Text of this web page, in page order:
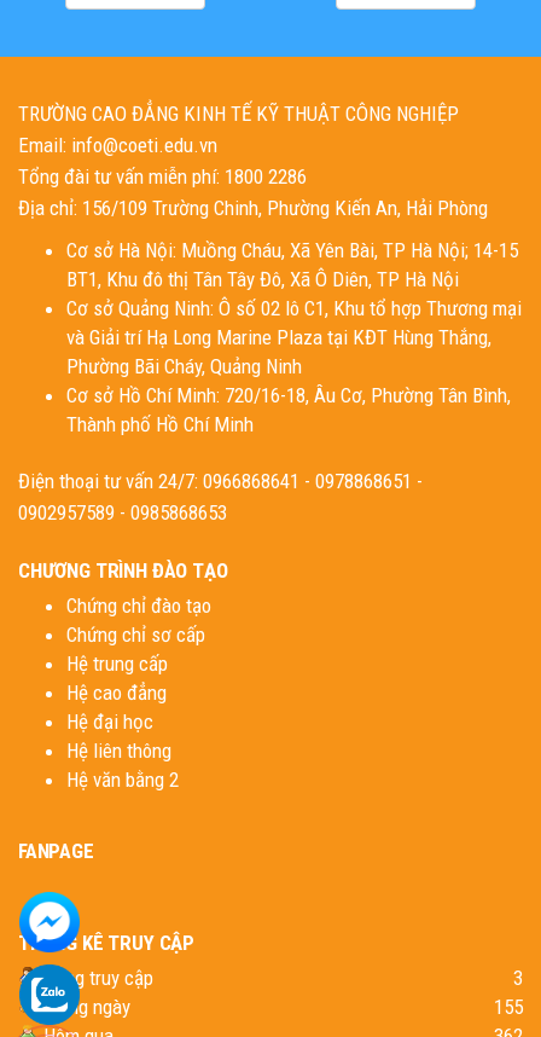
TRƯỜNG CAO ĐẲNG KINH TẾ KỸ THUẬT CÔNG NGHIỆP
Email: info@coeti.edu.vn
Tổng đài tư vấn miễn phí: 1800 2286
Địa chỉ: 156/109 Trường Chinh, Phường Kiến An, Hải Phòng
Cơ sở Hà Nội: Muồng Cháu, Xã Yên Bài, TP Hà Nội; 14-15
BT1, Khu đô thị Tân Tây Đô, Xã Ô Diên, TP Hà Nội
Cơ sở Quảng Ninh: Ô số 02 lô C1, Khu tổ hợp Thương mại
và Giải trí Hạ Long Marine Plaza tại KĐT Hùng Thắng,
Phường Bãi Cháy, Quảng Ninh
Cơ sở Hồ Chí Minh: 720/16-18, Âu Cơ, Phường Tân Bình,
Thành phố Hồ Chí Minh
Điện thoại tư vấn 24/7: 0966868641 - 0978868651 -
0902957589 - 0985868653
CHƯƠNG TRÌNH ĐÀO TẠO
Chứng chỉ đào tạo
Chứng chỉ sơ cấp
Hệ trung cấp
Hệ cao đẳng
Hệ đại học
Hệ liên thông
Hệ văn bằng 2
FANPAGE
THỐNG KÊ TRUY CẬP
Đang truy cập
3
Trong ngày
155